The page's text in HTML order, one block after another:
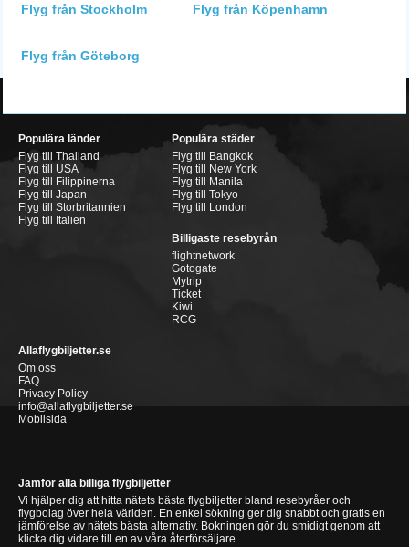
Flyg från Stockholm Flyg från Köpenhamn
Flyg från Göteborg
Populära länder
Flyg till Thailand
Flyg till USA
Flyg till Filippinerna
Flyg till Japan
Flyg till Storbritannien
Flyg till Italien
Populära städer
Flyg till Bangkok
Flyg till New York
Flyg till Manila
Flyg till Tokyo
Flyg till London
Billigaste resebyrån
flightnetwork
Gotogate
Mytrip
Ticket
Kiwi
RCG
Allaflygbiljetter.se
Om oss
FAQ
Privacy Policy
info@allaflygbiljetter.se
Mobilsida
Jämför alla billiga flygbiljetter
Vi hjälper dig att hitta nätets bästa flygbiljetter bland resebyråer och
flygbolag över hela världen. En enkel sökning ger dig snabbt och gratis en
jämförelse av nätets bästa alternativ. Bokningen gör du smidigt genom att
klicka dig vidare till en av våra återförsäljare.